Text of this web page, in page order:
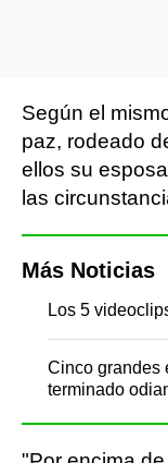
Según el
paz, rodeado
ellos su
las
Más Noticias
Los 5
Cinco grandes
terminado